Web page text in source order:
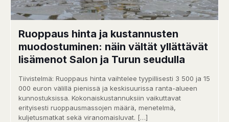
Ruoppaus hinta ja kustannusten
muodostuminen: näin vältät yllättävät
lisämenot Salon ja Turun seudulla
Tiivistelmä: Ruoppaus hinta vaihtelee tyypillisesti 3 500 ja 15
000 euron välillä pienissä ja keskisuurissa ranta-alueen
kunnostuksissa. Kokonaiskustannuksiin vaikuttavat
erityisesti ruoppausmassojen määrä, menetelmä,
kuljetusmatkat sekä viranomaisluvat. […]